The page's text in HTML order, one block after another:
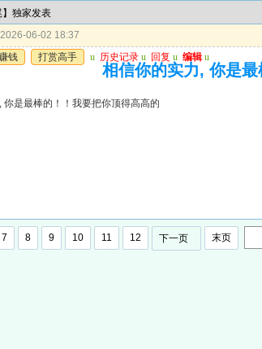
独家发表
06-02 18:37
钱
打赏高手 u 历史记录 u 回复 u 编辑 u
相信你的实力, 你是
你是最棒的！！我要把你顶得高高的
7 8 9 10 11 12 下一页 末页